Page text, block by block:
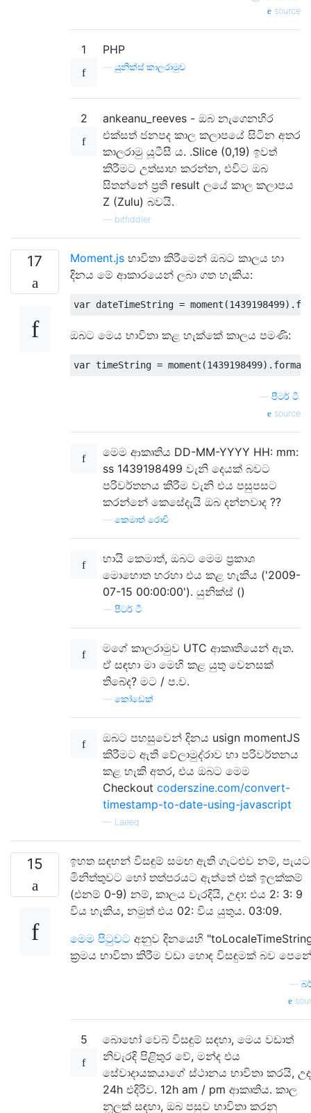
source
1 PHP
යුනික්ස් කාලරාමුව
2
ankeanu_reeves - ඔබ නැගෙනහිර
එක්සත් ජනපද කාල කලාපයේ සිටින අතර
කාලරාමු යූටීසී ය. .Slice (0,19) ඉවත්
කිරීමට උත්සාහ කරන්න, එවිට ඔබ
සිතන්නේ ප්‍රති result ලයේ කාල කලාපය
Z (Zulu) බවයි.
bitfiddler
17 Moment.js භාවිතා කිරීමෙන් ඔබට කාලය හා
දිනය මේ ආකාරයෙන් ලබා ගත හැකිය:
var dateTimeString = moment (1439198499).
ඔබට මෙය භාවිතා කළ හැක්කේ කාලය පමණි:
var timeString = moment (1439198499). format
පීටර් ටී.
source
මෙම ආකෘතිය DD-MM-YYYY HH: mm:
ss 1439198499 වැනි දෙයක් බවට
පරිවර්තනය කිරීම වැනි එය පසුපසට
කරන්නේ කෙසේදැයි ඔබ දන්නවාද ??
කෙමාත් රොචි
හායි කෙමාත්, ඔබට මෙම ප්‍රකාශ
මොහොත හරහා එය කළ හැකිය ('2009-
07-15 00:00:00'). යුනික්ස් ()
පීටර් ටී.
මගේ කාලරාමුව UTC ආකෘතියෙන් ඇත.
ඒ සඳහා මා මෙහි කළ යුතු වෙනසක්
තිබේද? මට / ප.ව.
කෝඩෙක්
ඔබට පහසුවෙන් දිනය usign momentJS
කිරීමට ඇති වේලාමුද්රාව හා පරිවර්තනය
කළ හැකි අතර, එය ඔබට මෙම
Checkout coderszine.com/convert-
timestamp-to-date-using-javascript
— Laeeq
15
ඉහත සඳහන් විසඳුම් සමඟ ඇති ගැටළුව නම්,
මිනිත්තුවට හෝ තත්පරයට ඇත්තේ එක් ඉලක්කම්
(එනම් 0-9) නම්, කාලය වැරදියි, උදා: එය 2: 3: 9
විය හැකිය, නමුත් එය 02: විය යුතුය. 03:09.
මෙම පිටුවට අනුව දිනයෙහි
ක්‍රමය භාවිතා කිරීම වඩා හොඳ විසඳුමක් බව
5
බොහෝ වෙබ් විසඳුම් සඳහා, මෙය වඩාත්
නිවැරදි පිළිතුර වේ, මන්ද එය
සේවාදායකයාගේ ස්ථානය භාවිතා කරයි,
24h එදිරිව. 12h am / pm ආකෘතිය. කාල
නූලක් සඳහා, ඔබ පසුව භාවිතා කරනු